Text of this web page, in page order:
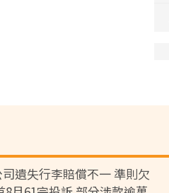
遺失行李賠償不一 準則欠